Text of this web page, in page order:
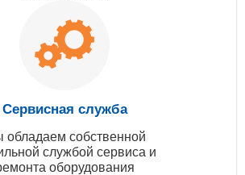
Сервисная служба
обладаем собственной
службой сервиса и
оборудования